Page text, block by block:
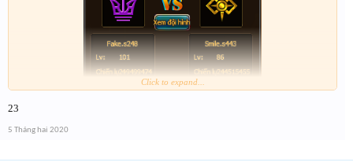
Click to expand...
23
5 Tháng hai 2020